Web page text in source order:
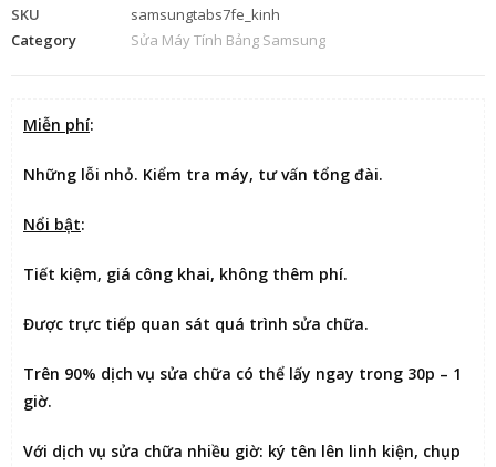
SKU
samsungtabs7fe_kinh
Category
Sửa Máy Tính Bảng Samsung
Miễn phí:
Những lỗi nhỏ. Kiểm tra máy, tư vấn tổng đài.
Nổi bật:
Tiết kiệm, giá công khai, không thêm phí.
Được trực tiếp quan sát quá trình sửa chữa.
Trên 90% dịch vụ sửa chữa có thể lấy ngay trong 30p – 1
giờ.
Với dịch vụ sửa chữa nhiều giờ: ký tên lên linh kiện, chụp